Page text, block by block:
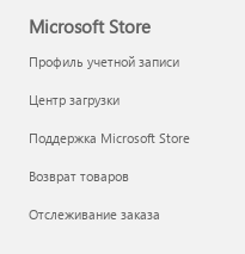
Microsoft Store
Профиль учетной записи
Центр загрузки
Поддержка Microsoft Store
Возврат товаров
Отслеживание заказа